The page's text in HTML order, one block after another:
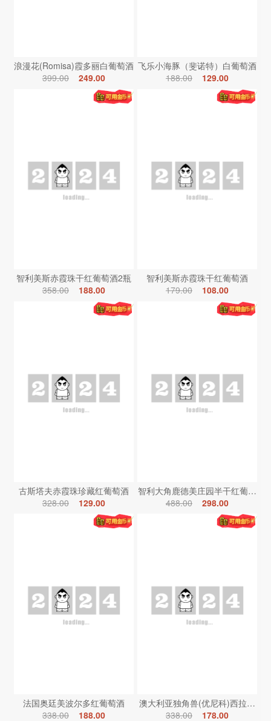
浪漫花(Romisa)霞多丽白葡萄酒
399.00
249.00
飞乐小海豚（斐诺特）白葡萄酒
188.00
129.00
智利美斯赤霞珠干红葡萄酒2瓶
358.00
188.00
智利美斯赤霞珠干红葡萄酒
179.00
108.00
古斯塔夫赤霞珠珍藏红葡萄酒
328.00
129.00
智利大角鹿德美庄园半干红葡萄酒
488.00
298.00
法国奥廷美波尔多红葡萄酒
338.00
188.00
澳大利亚独角兽(优尼科)西拉红葡
338.00
178.00